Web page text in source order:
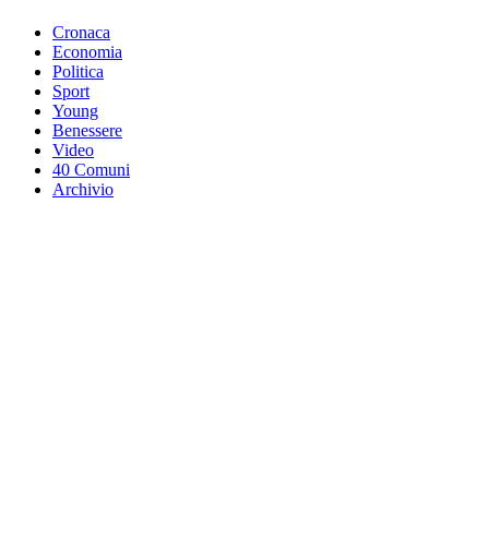
Cronaca
Economia
Politica
Sport
Young
Benessere
Video
40 Comuni
Archivio